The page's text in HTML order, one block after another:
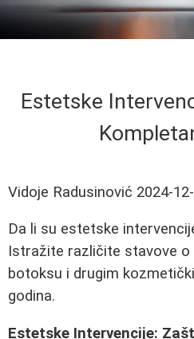
Estetske
Vidoje Radusinović 2024-
Da li su estetske
Istražite različite stavove o
botoksu i drugim
godina.
Estetske Intervencije: